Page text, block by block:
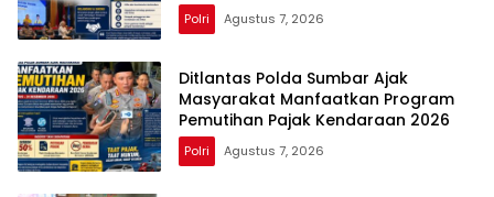
Polri Agustus 7, 2026
Ditlantas Polda Sumbar Ajak
Masyarakat Manfaatkan Program
Pemutihan Pajak Kendaraan 2026
Polri Agustus 7, 2026